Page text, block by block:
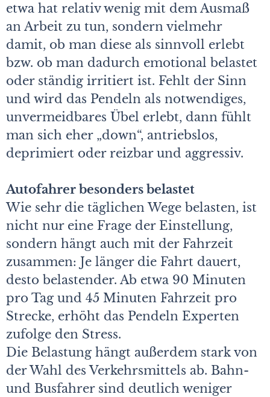
etwa hat relativ wenig mit dem Ausmaß
an Arbeit zu tun, sondern vielmehr
damit, ob man diese als sinnvoll erlebt
bzw. ob man dadurch emotional belastet
oder ständig irritiert ist. Fehlt der Sinn
und wird das Pendeln als notwendiges,
unvermeidbares Übel erlebt, dann fühlt
man sich eher „down“, antriebslos,
deprimiert oder reizbar und aggressiv.
Autofahrer besonders belastet
Wie sehr die täglichen Wege belasten, ist
nicht nur eine Frage der Einstellung,
sondern hängt auch mit der Fahrzeit
zusammen: Je länger die Fahrt dauert,
desto belastender. Ab etwa 90 Minuten
pro Tag und 45 Minuten Fahrzeit pro
Strecke, erhöht das Pendeln Experten
zufolge den Stress.
Die Belastung hängt außerdem stark von
der Wahl des Verkehrsmittels ab. Bahn-
und Busfahrer sind deutlich weniger